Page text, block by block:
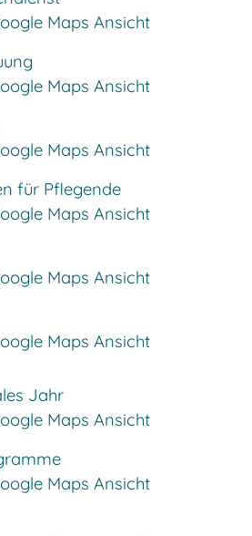
Maps Ansicht
Maps Ansicht
Maps Ansicht
für Pflegende
Maps Ansicht
Maps Ansicht
Maps Ansicht
Jahr
Maps Ansicht
Maps Ansicht